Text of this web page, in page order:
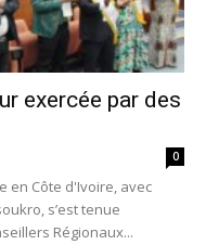
exercée par des
0
en Côte d'Ivoire, avec
s’est tenue
Régionaux...